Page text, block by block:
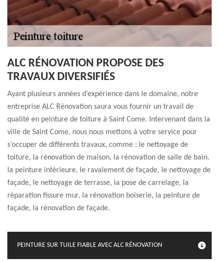
ALC RÉNOVATION PROPOSE DES
TRAVAUX DIVERSIFIÉS
Ayant plusieurs années d’expérience dans le domaine, notre
entreprise ALC Rénovation saura vous fournir un travail de
qualité en peinture de toiture à Saint Come. Intervenant dans la
ville de Saint Come, nous nous mettons à votre service pour
s’occuper de différents travaux, comme : le nettoyage de
toiture, la rénovation de maison, la rénovation de salle de bain,
la peinture intérieure, le ravalement de façade, le nettoyage de
façade, le nettoyage de terrasse, la pose de carrelage, la
réparation fissure mur, la rénovation boiserie, la peinture de
façade, la rénovation de façade.
PEINTURE SUR TUILE FIABLE AVEC ALC RÉNOVATION